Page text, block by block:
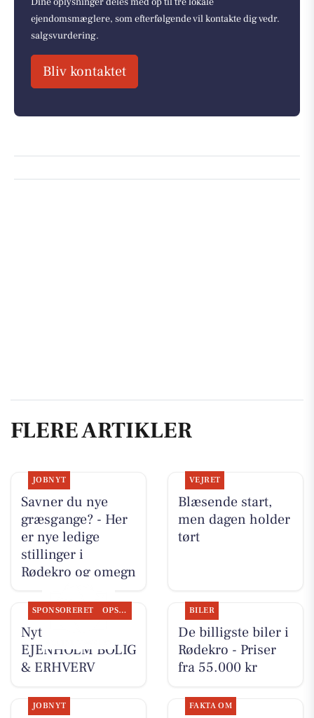
ejendomsmæglere, som efterfølgende vil kontakte dig vedr.
salgsvurdering.
Bliv kontaktet
FLERE ARTIKLER
JOBNYT
Savner du nye
græsgange? - Her
er nye ledige
stillinger i
Rødekro og omegn
VEJRET
Blæsende start,
men dagen holder
tørt
SPONSORERET OPSLAGSTAVLEN
Nyt fra
EJENHOLM BOLIG
& ERHVERV
BILER
De billigste biler i
Rødekro - Priser
fra 55.000 kr
JOBNYT FAKTA OM